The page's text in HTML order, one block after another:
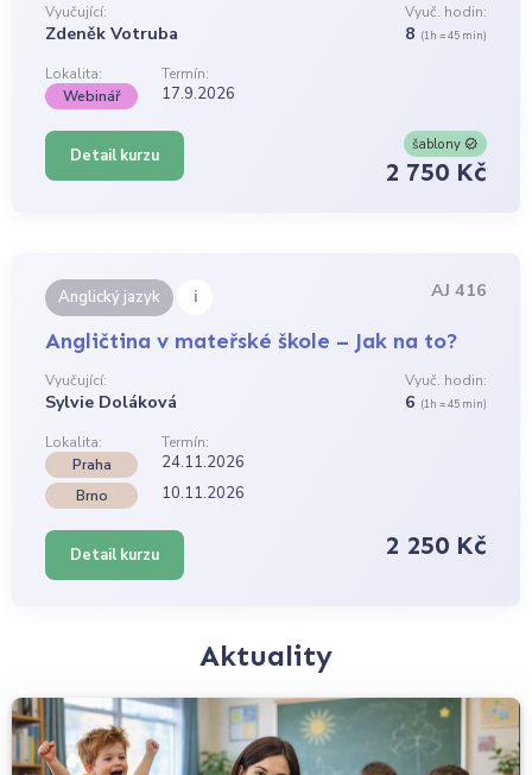
Vyučující:
Zdeněk Votruba
Vyuč. hodin:
8 (1h = 45 min)
Lokalita:
Termín:
Webinář
17.9.2026
Detail kurzu
šablony
2 750 Kč
Anglický jazyk i AJ 416
Angličtina v mateřské škole – Jak na to?
Vyučující:
Sylvie Doláková
Vyuč. hodin:
6 (1h = 45 min)
Lokalita:
Termín:
Praha
24.11.2026
Brno 10.11.2026
Detail kurzu 2 250 Kč
Aktuality